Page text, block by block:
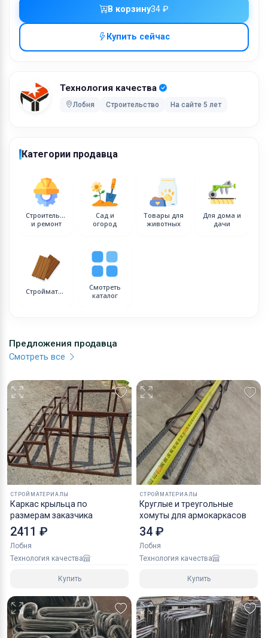
В корзину34 ₽
Купить сейчас
Технология качества
Лобня Строительство На сайте 5 лет
Категории продавца
Строительство
и ремонт
Сад и
огород
Товары для
животных
Для дома и
дачи
Стройматериалы
Смотреть
каталог
СНиП.. Возможна доставка на Ваш строительный
объект.
Предложения продавца
Смотреть все
СТРОЙМАТЕРИАЛЫ
Каркас крыльца по
размерам заказчика
2411 ₽
Лобня
Технология качества
Купить
СТРОЙМАТЕРИАЛЫ
Круглые и треугольные
хомуты для армокаркасов
34 ₽
Лобня
Технология качества
Купить